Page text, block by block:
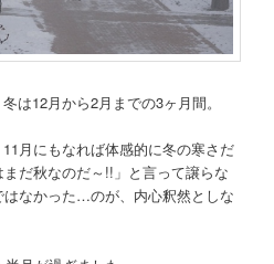
は12月から2月までの3ヶ月間。
月にもなれば体感的に冬の寒さだ
だ秋なのだ～!!」と言って譲らな
なかった…のが、内心釈然としな